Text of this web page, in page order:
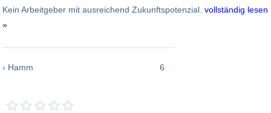
Kein Arbeitgeber mit ausreichend Zukunftspotenzial. vollständig lesen
»
› Hamm 6